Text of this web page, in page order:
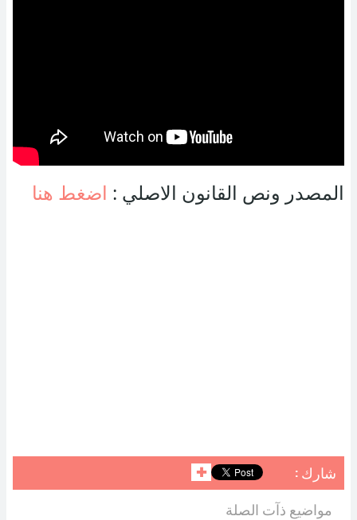
المصدر ونص القانون الاصلي : اضغط هنا
شارك : ✚
مواضيع ذآت الصلة